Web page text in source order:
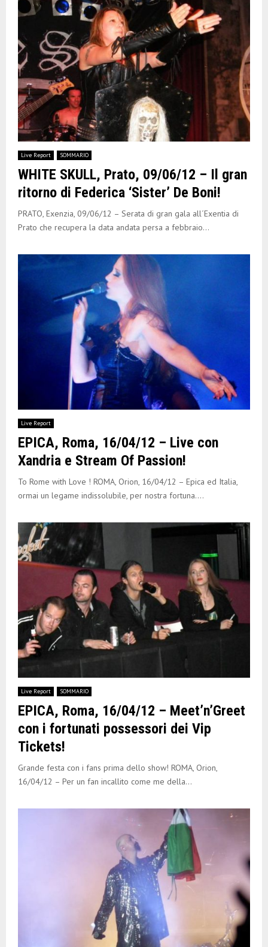
Live Report SOMMARIO
WHITE SKULL, Prato, 09/06/12 – Il gran
ritorno di Federica ‘Sister’ De Boni!
PRATO, Exenzia, 09/06/12 – Serata di gran gala all´Exentia di
Prato che recupera la data andata persa a febbraio...
Live Report
EPICA, Roma, 16/04/12 – Live con
Xandria e Stream Of Passion!
To Rome with Love ! ROMA, Orion, 16/04/12 – Epica ed Italia,
ormai un legame indissolubile, per nostra fortuna....
Live Report SOMMARIO
EPICA, Roma, 16/04/12 – Meet’n’Greet
con i fortunati possessori dei Vip
Tickets!
Grande festa con i fans prima dello show! ROMA, Orion,
16/04/12 – Per un fan incallito come me della...